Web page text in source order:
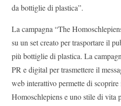
da bottiglie di plastica”.
La campagna “The
su un set creato per trasportare il
più bottiglie di plastica. La
PR e digital per trasmettere il
web interattivo permette di
Homoschlepiens e uno stile di vita